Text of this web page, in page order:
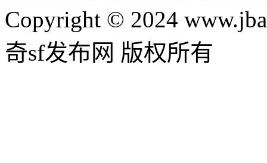
Copyright © 2024
奇sf发布网 版权所有